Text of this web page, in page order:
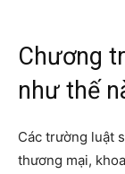
Chương
như thế
Các trường luật
thương mại,